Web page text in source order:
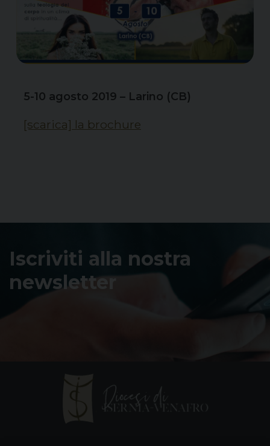
5-10 agosto 2019 – Larino (CB)
[scarica] la brochure
Iscriviti alla nostra
newsletter